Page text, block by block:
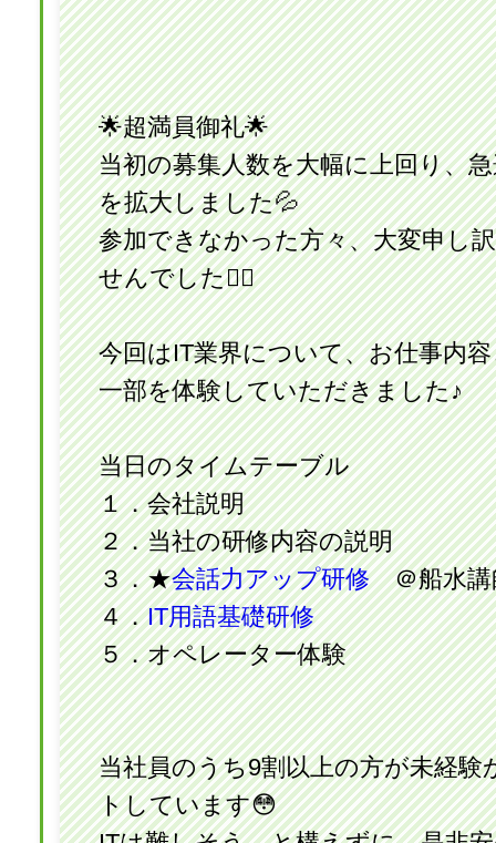
🌟超満員御礼🌟
当初の募集人数を大幅に上回り、
を拡大しました💦
参加できなかった方々、大変申し
せんでした🙇‍♀️
今回はIT業界について、お仕事内
一部を体験していただきました♪
当日のタイムテーブル
１．会社説明
２．当社の研修内容の説明
３．★会話力アップ研修＠船水講
４．IT用語基礎研修
５．オペレーター体験
当社員のうち9割以上の方が未経験
トしています😳